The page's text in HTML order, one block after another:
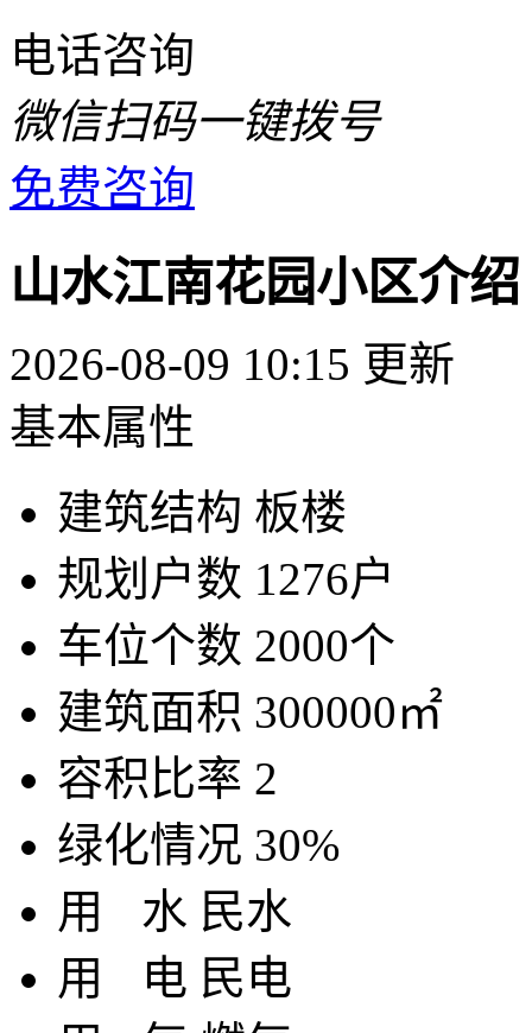
电话咨询
微信扫码一键拨号
免费咨询
山水江南花园小区介绍
2026-08-09 10:15 更新
基本属性
建筑结构 板楼
规划户数 1276户
车位个数 2000个
建筑面积 300000㎡
容积比率 2
绿化情况 30%
用 水 民水
用
电 民电